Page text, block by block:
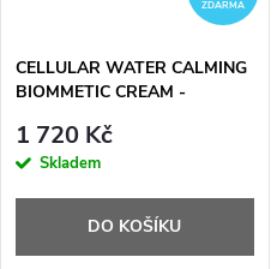
ZDARMA
CELLULAR WATER CALMING
BIOMMETIC CREAM -
- 50 ml
1 720 Kč
Skladem
DO KOŠÍKU